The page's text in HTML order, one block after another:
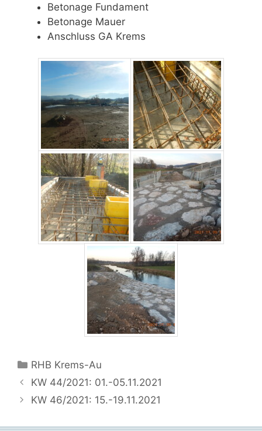
Betonage Fundament
Betonage Mauer
Anschluss GA Krems
Kategorien
RHB Krems-Au
KW 44/2021: 01.-05.11.2021
KW 46/2021: 15.-19.11.2021